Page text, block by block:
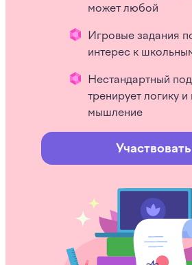
может любой
Игровые задания
интерес к
Нестандартный
тренирует логику
мышление
Участвовать